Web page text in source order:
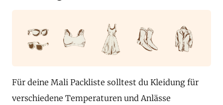
Für deine Mali Packliste solltest du Kleidung für
verschiedene Temperaturen und Anlässe